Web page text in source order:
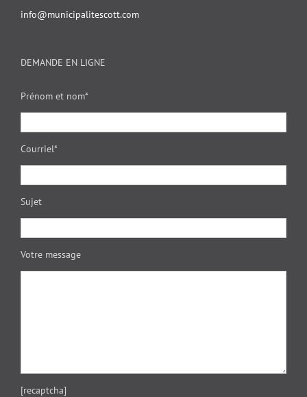
info@municipalitescott.com
DEMANDE EN LIGNE
Prénom et nom*
Courriel*
Sujet
Votre message
[recaptcha]